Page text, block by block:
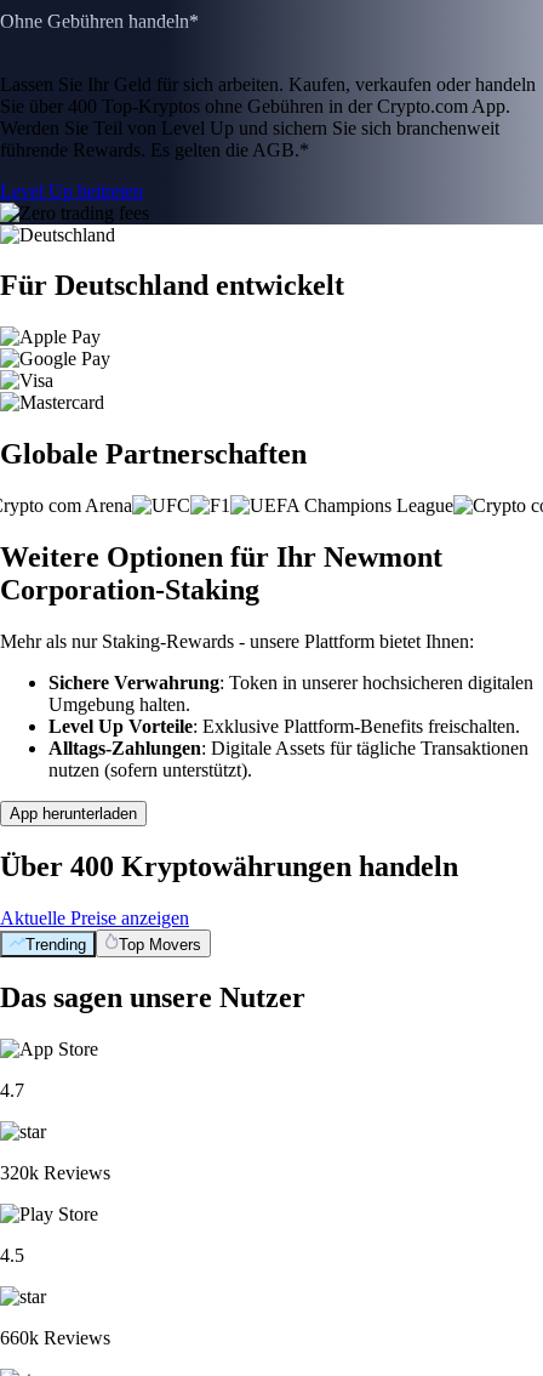
Ohne Gebühren handeln*
Lassen Sie Ihr Geld für sich arbeiten. Kaufen, verkaufen oder handeln
Sie über 400 Top-Kryptos ohne Gebühren in der Crypto.com App.
Werden Sie Teil von Level Up und sichern Sie sich branchenweit
führende Rewards. Es gelten die AGB.*
Level Up beitreten
Für Deutschland entwickelt
Globale Partnerschaften
Weitere Optionen für Ihr Newmont
Corporation-Staking
Mehr als nur Staking-Rewards - unsere Plattform bietet Ihnen:
Sichere Verwahrung: Token in unserer hochsicheren digitalen
Umgebung halten.
Level Up Vorteile: Exklusive Plattform-Benefits freischalten.
Alltags-Zahlungen: Digitale Assets für tägliche Transaktionen
nutzen (sofern unterstützt).
App herunterladen
Über 400 Kryptowährungen handeln
Aktuelle Preise anzeigen
Trending Top Movers
Das sagen unsere Nutzer
4.7
320k Reviews
4.5
660k Reviews